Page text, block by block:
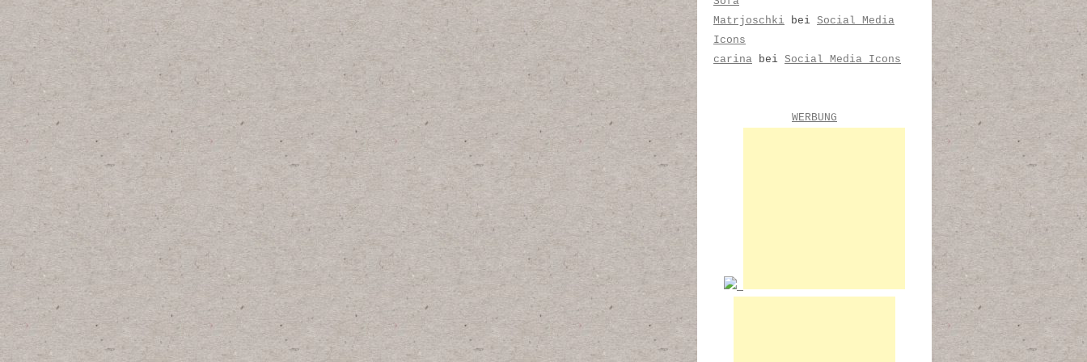
Matrjoschki bei Social Media
Icons
carina bei Social Media Icons
WERBUNG